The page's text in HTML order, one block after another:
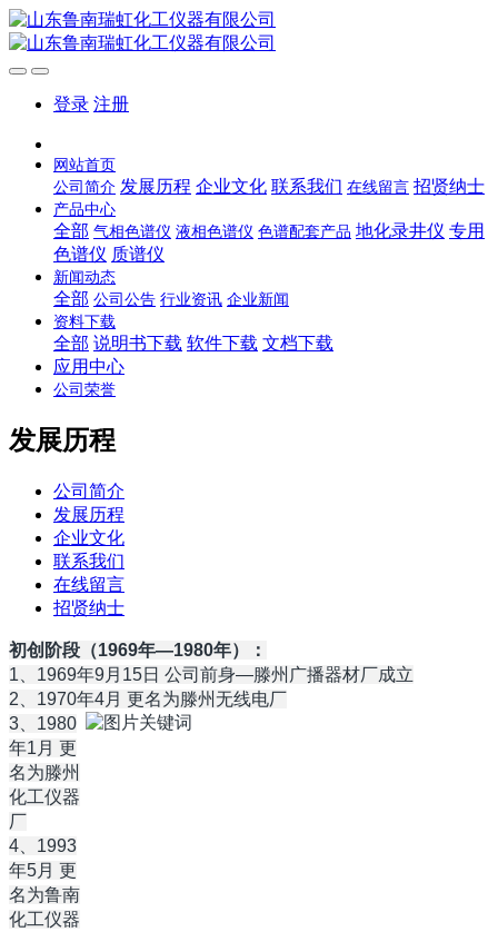
登录 注册
网站首页
公司简介 发展历程 企业文化 联系我们 在线留言 招贤纳士
产品中心
全部 气相色谱仪 液相色谱仪 色谱配套产品 地化录井仪 专用
色谱仪 质谱仪
新闻动态
全部 公司公告 行业资讯 企业新闻
资料下载
全部 说明书下载 软件下载 文档下载
应用中心
公司荣誉
发展历程
公司简介
发展历程
企业文化
联系我们
在线留言
招贤纳士
初创阶段（1969年—1980年）：
1、1969年9月15日 公司前身—滕州广播器材厂成立
2、1970年4月 更名为滕州无线电厂
3、1980
年1月 更
名为滕州
化工仪器
厂
4、1993
年5月 更
名为鲁南
化工仪器